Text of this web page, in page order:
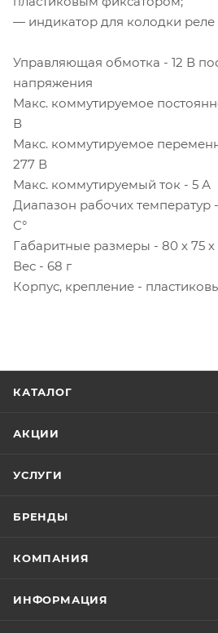
— индикатор для колодки реле
Управляющая обмотка - 12 В
напряжения
Макс. коммутируемое
В
Макс. коммутируемое
277 В
Макс. коммутируемый ток - 5 А
Диапазон рабочих температур
С°
Габаритные размеры - 80 х 75 х
Вес - 68 г
Корпус, крепление -
КАТАЛОГ
АКЦИИ
УСЛУГИ
БРЕНДЫ
КОМПАНИЯ
ИНФОРМАЦИЯ